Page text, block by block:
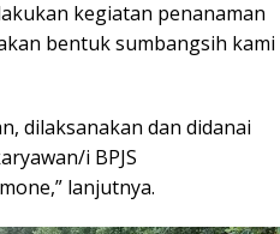
kegiatan penanaman
bentuk sumbangsih kami
dilaksanakan dan didanai
i BPJS
lanjutnya.